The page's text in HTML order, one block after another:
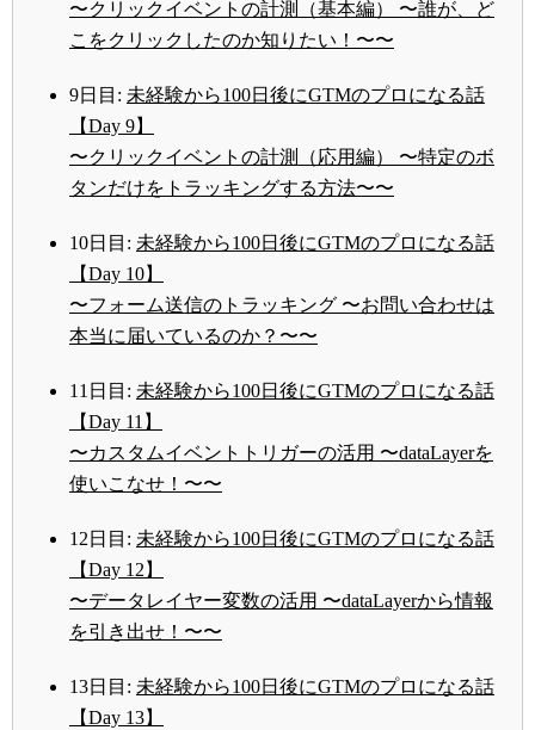
〜クリックイベントの計測（基本編） 〜誰が、ど
こをクリックしたのか知りたい！〜〜
9日目: 未経験から100日後にGTMのプロになる話
【Day 9】
〜クリックイベントの計測（応用編） 〜特定のボ
タンだけをトラッキングする方法〜〜
10日目: 未経験から100日後にGTMのプロになる話
【Day 10】
〜フォーム送信のトラッキング 〜お問い合わせは
本当に届いているのか？〜〜
11日目: 未経験から100日後にGTMのプロになる話
【Day 11】
〜カスタムイベントトリガーの活用 〜dataLayerを
使いこなせ！〜〜
12日目: 未経験から100日後にGTMのプロになる話
【Day 12】
〜データレイヤー変数の活用 〜dataLayerから情報
を引き出せ！〜〜
13日目: 未経験から100日後にGTMのプロになる話
【Day 13】